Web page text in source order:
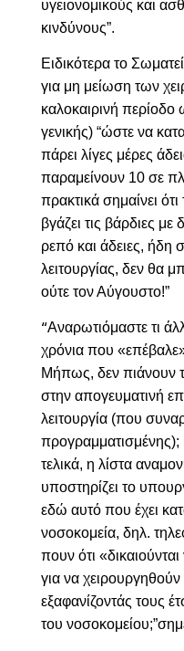
υγειονομικούς και
κινδύνους”.
Ειδικότερα το
γιαμη μείωση των
καλοκαιρινή περίοδο
γενικής) “ώστε να
πάρει λίγες μέρες
παραμείνουν 10 σε
πρακτικά σημαίνει
βγάζει τις βάρδιες
ρεπό και άδειες, ήδη
λειτουργίας, δεν θα
ούτε τον Αύγουστο!”
“Αναρωτιόμαστε τι
χρόνια που
Μήπως, δεν πιάνουν
στην απογευματινή
λειτουργία (που
προγραμματισμένης);
τελικά, η λίστα
υποστηρίζει το
εδώ αυτό που έχει
νοσοκομεία, δηλ.
πουν ότι «δικαιούνται
για να χειρουργηθούν
εξαφανίζοντάς τους
του νοσοκομείου